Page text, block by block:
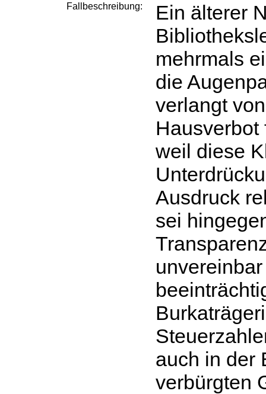
Fallbeschreibung:
Ein älterer
mehrmals
die
verlangt
Hausverbot
weil diese
Ausdruck
sei
auch in der
verbürgten